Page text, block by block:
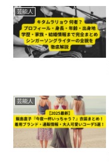
芸能人
芸能人